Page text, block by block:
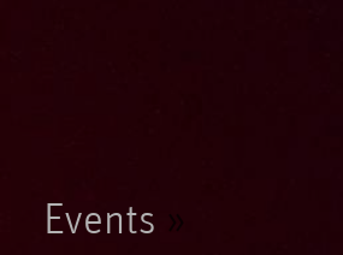
Events